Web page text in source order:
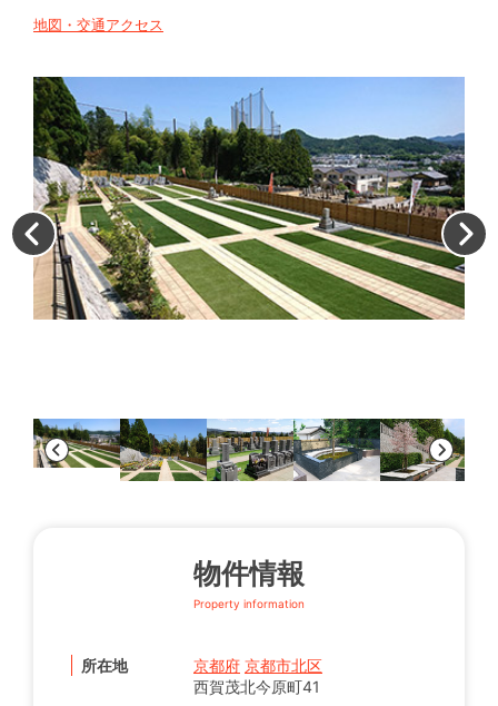
地図・交通アクセス
物件情報
Property information
所在地 京都府 京都市北区
西賀茂北今原町41